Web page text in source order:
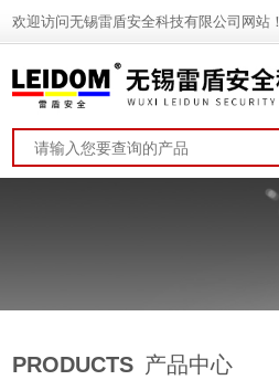
欢迎访问无锡雷盾安全科技有限公司网站！
PRODUCTS 产品中心